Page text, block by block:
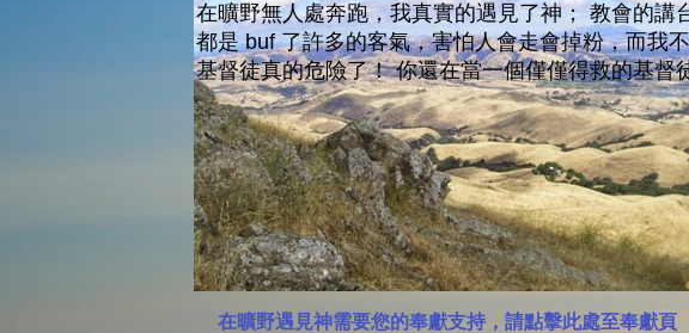
在曠野無人處奔跑，我真實的遇見了神； 教會的
都是 buf 了許多的客氣，害怕人會走會掉粉，而我
基督徒真的危險了！ 你還在當一個僅僅得救的基督
在曠野遇見神需要您的奉獻支持，請點擊此處至奉獻頁